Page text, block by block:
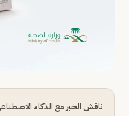
ناقش الخبر مع الذكاء